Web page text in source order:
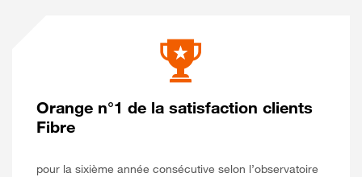
Orange n°1 de la satisfaction clients
Fibre
pour la sixième année consécutive selon l’observatoire